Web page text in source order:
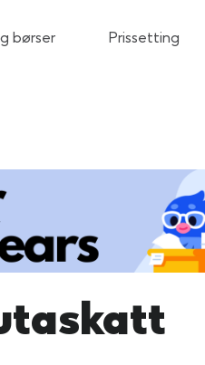
børser Prissetting